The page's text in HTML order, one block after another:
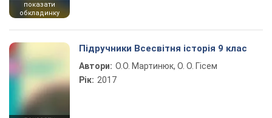
показати
обкладинку
Підручники Всесвітня історія 9 клас
Автори: О.О. Мартинюк, О. О. Гісем
Рік: 2017